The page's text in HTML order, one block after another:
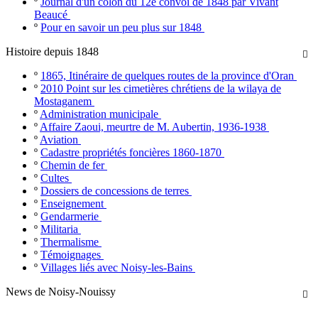
Beaucé
º Pour en savoir un peu plus sur 1848

Histoire depuis 1848
º 1865, Itinéraire de quelques routes de la province d'Oran
º 2010 Point sur les cimetières chrétiens de la wilaya de
Mostaganem
º Administration municipale
º Affaire Zaoui, meurtre de M. Aubertin, 1936-1938
º Aviation
º Cadastre propriétés foncières 1860-1870
º Chemin de fer
º Cultes
º Dossiers de concessions de terres
º Enseignement
º Gendarmerie
º Militaria
º Thermalisme
º Témoignages
º Villages liés avec Noisy-les-Bains

News de Noisy-Nouissy